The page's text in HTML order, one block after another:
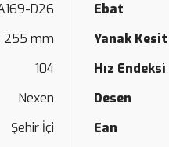
D26 Ebat
255 mm Yanak Kesit
104 Hız Endeksi
Nexen Desen
Şehir İçi Ean